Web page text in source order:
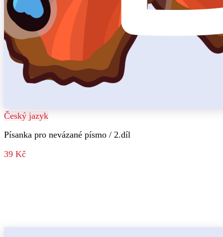
Český jazyk
Písanka pro nevázané písmo / 2.díl
39 Kč